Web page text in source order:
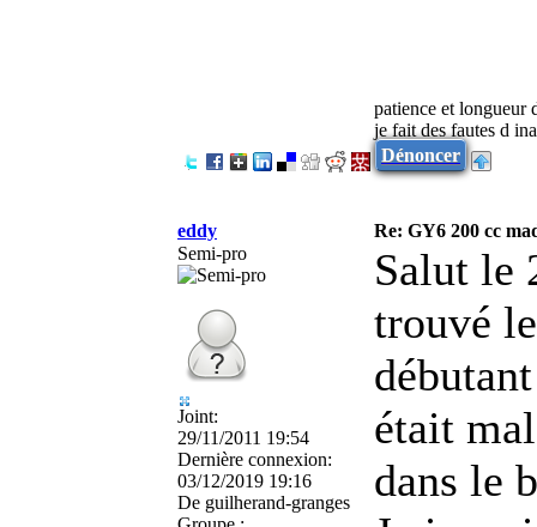
patience et longueur
je fait des fautes d
Dénoncer
eddy
Re: GY6 200 cc
Semi-pro
Joint:
29/11/2011 19:54
Dernière connexion:
03/12/2019 19:16
De guilherand-granges
Salut le
trouvé
était
dans le